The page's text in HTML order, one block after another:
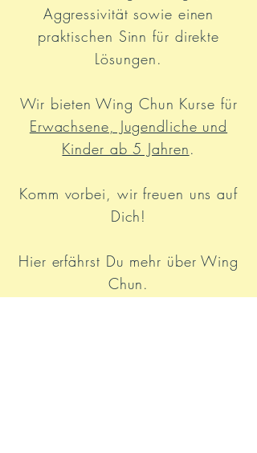
Aggressivität sowie einen
praktischen Sinn für direkte
Lösungen.
Wir bieten Wing Chun Kurse für
Erwachsene, Jugendliche und
Kinder ab 5 Jahren.
Komm vorbei, wir freuen uns auf
Dich!
Hier erfährst Du mehr überWing
Chun.